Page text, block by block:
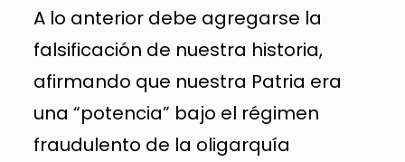
A lo anterior debe agregarse la
falsificación de nuestra historia,
afirmando que nuestra Patria era
una “potencia” bajo el régimen
fraudulento de la oligarquía